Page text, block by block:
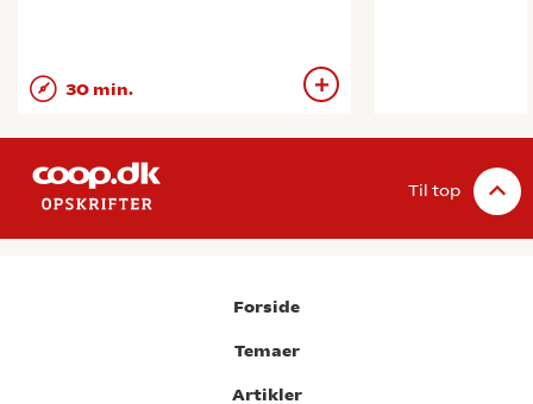
30 min.
Til top
Forside
Temaer
Artikler